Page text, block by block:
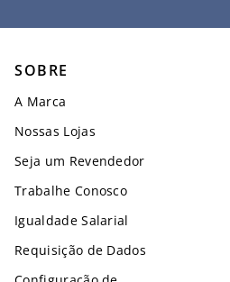
SOBRE
A Marca
Nossas Lojas
Seja um Revendedor
Trabalhe Conosco
Igualdade Salarial
Requisição de Dados